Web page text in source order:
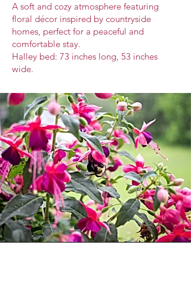
A soft and cozy atmosphere featuring
floral décor inspired by countryside
homes, perfect for a peaceful and
comfortable stay.
Halley bed: 73 inches long, 53 inches
wide.